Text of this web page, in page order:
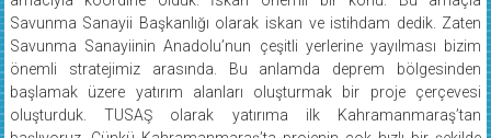
Savunma Sanayii Başkanlığı olarak iskan ve istihdam dedik. Zaten
Savunma Sanayiinin Anadolu’nun çeşitli yerlerine yayılması bizim
önemli stratejimiz arasında. Bu anlamda deprem bölgesinden
başlamak üzere yatırım alanları oluşturmak bir proje çerçevesi
oluşturduk. TUSAŞ olarak yatırıma ilk Kahramanmaraş’tan
başlıyoruz. Çünkü Kahramanmaraş’ta projenin çok hızlı bir şekilde